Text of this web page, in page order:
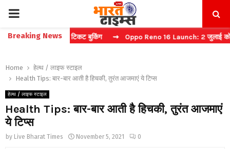
PRIMARY
MENU
Breaking News
कैप्चा करें फास्ट टिकट बुकिंग ⇝ Oppo Reno 16 Launch: 2 जुलाई को भारत
Home
हेल्थ / लाइफ स्टाइल
Health Tips: बार-बार आती है हिचकी, तुरंत आजमाएं ये टिप्स
हेल्थ / लाइफ स्टाइल
Health Tips: बार-बार आती है हिचकी, तुरंत आजमाएं
ये टिप्स
by Live Bharat Times November 5, 2021 0